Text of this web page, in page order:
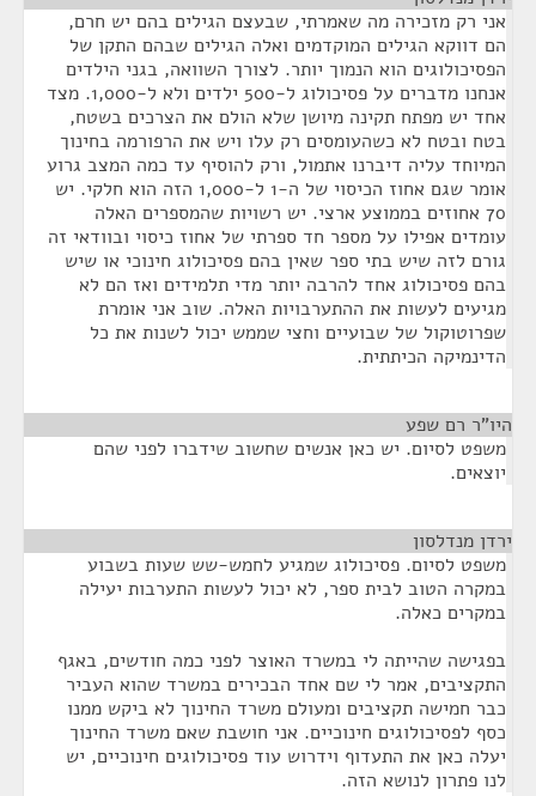
אני רק מזכירה מה שאמרתי, שבעצם הגילים בהם יש חרם,
הם דווקא הגילים המוקדמים ואלה הגילים שבהם התקן של
הפסיכולוגים הוא הנמוך יותר. לצורך השוואה, בגני הילדים
אנחנו מדברים על פסיכולוג ל-500 ילדים ולא ל-1,000. מצד
אחד יש מפתח תקינה מיושן שלא הולם את הצרכים בשטח,
בטח ובטח לא כשהעומסים רק עלו ויש את הרפורמה בחינוך
המיוחד עליה דיברנו אתמול, ורק להוסיף עד כמה המצב גרוע
אומר שגם אחוז הכיסוי של ה-1 ל-1,000 הזה הוא חלקי. יש
70 אחוזים בממוצע ארצי. יש רשויות שהמספרים האלה
עומדים אפילו על מספר חד ספרתי של אחוז כיסוי ובוודאי זה
גורם לזה שיש בתי ספר שאין בהם פסיכולוג חינוכי או שיש
בהם פסיכולוג אחד להרבה יותר מדי תלמידים ואז הם לא
מגיעים לעשות את ההתערבויות האלה. שוב אני אומרת
שפרוטוקול של שבועיים וחצי שממש יכול לשנות את כל
הדינמיקה הכיתתית.
היו"ר רם שפע
משפט לסיום. יש כאן אנשים שחשוב שידברו לפני שהם
יוצאים.
ירדן מנדלסון
משפט לסיום. פסיכולוג שמגיע לחמש-שש שעות בשבוע
במקרה הטוב לבית ספר, לא יכול לעשות התערבות יעילה
במקרים כאלה.
בפגישה שהייתה לי במשרד האוצר לפני כמה חודשים, באגף
התקציבים, אמר לי שם אחד הבכירים במשרד שהוא העביר
כבר חמישה תקציבים ומעולם משרד החינוך לא ביקש ממנו
כסף לפסיכולוגים חינוכיים. אני חושבת שאם משרד החינוך
יעלה כאן את התעדוף וידרוש עוד פסיכולוגים חינוכיים, יש
לנו פתרון לנושא הזה.